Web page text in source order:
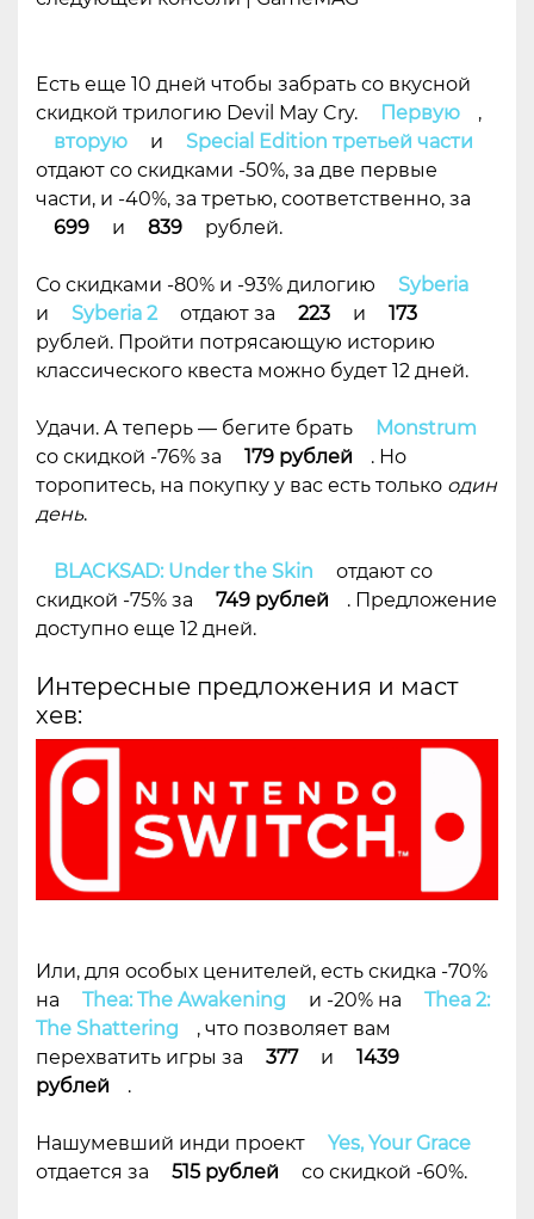
Есть еще 10 дней чтобы забрать со вкусной
скидкой трилогию Devil May Cry.
Первую
,
вторую
и
Special Edition третьей части
отдают со скидками -50%, за две первые
части, и -40%, за третью, соответственно, за
699
и 839 рублей.
Со скидками -80% и -93% дилогию
Syberia
и
Syberia 2 отдают за 223 и
173
рублей. Пройти потрясающую историю
классического квеста можно будет 12 дней.
Удачи. А теперь — бегите брать
Monstrum
со скидкой -76% за
179 рублей
. Но
торопитесь, на покупку у вас есть только один
день.
BLACKSAD: Under the Skin
отдают со
скидкой -75% за
749 рублей
. Предложение
доступно еще 12 дней.
Интересные предложения и маст
хев:
Или, для особых ценителей, есть скидка -70%
на
Thea: The Awakening и -20% на
Thea 2:
The Shattering
, что позволяет вам
перехватить игры за
377 и
1439
рублей
.
Нашумевший инди проект
Yes, Your Grace
отдается за
515 рублей со скидкой -60%.